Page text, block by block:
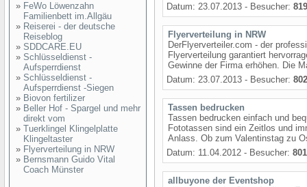
» FeWo Löwenzahn
Familienbett im.Allgäu
» Reiserei - der deutsche
Reiseblog
» SDDCARE.EU
» Schlüsseldienst -
Aufsperrdienst
» Schlüsseldienst -
Aufsperrdienst -Siegen
» Biovon fertilizer
» Beller Hof - Spargel und mehr
direkt vom
» Tuerklingel Klingelplatte
Klingeltaster
» Flyerverteilung in NRW
» Bernsmann Guido Vital
Coach Münster
Datum: 23.07.2013 - Besucher:
Flyerverteilung in NRW
DerFlyerverteiler.com - der
Flyerverteilung garantiert
Gewinne der Firma erhöhen. Die
Datum: 23.07.2013 - Besucher:
Tassen bedrucken
Tassen bedrucken einfach und
Fototassen sind ein Zeitlos und
Anlass. Ob zum Valentinstag zu
Datum: 11.04.2012 - Besucher:
allbuyone der Eventshop